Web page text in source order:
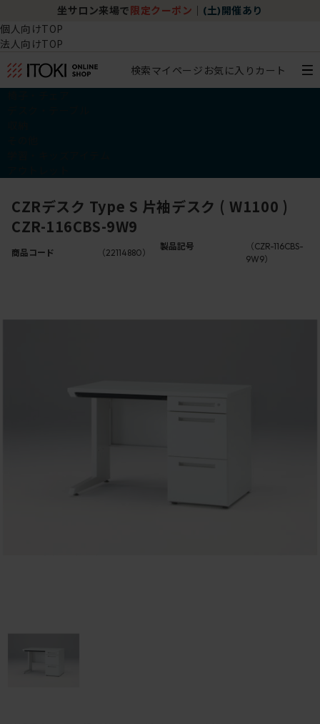
坐サロン来場で 限定クーポン (土)開催あり
個人向けTOP
法人向けTOP
検索マイページ お気に入り カート
CZRデスク Type S 片袖デスク ( W1100 )
CZR-116CBS-9W9
商品コード （22114880）
製品記号
（CZR-116CBS-
9W9）